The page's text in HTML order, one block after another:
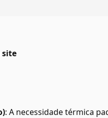
site
: A necessidade térmica